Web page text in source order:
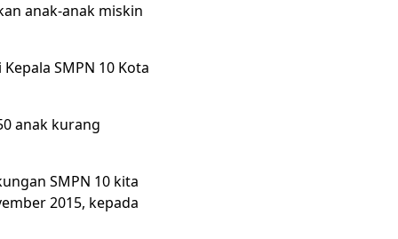
anak-anak miskin
SMPN 10 Kota
anak kurang
SMPN 10 kita
2015, kepada